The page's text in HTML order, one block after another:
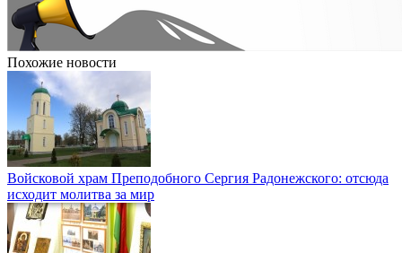
Похожие новости
Войсковой храм Преподобного Сергия Радонежского: отсюда
исходит молитва за мир